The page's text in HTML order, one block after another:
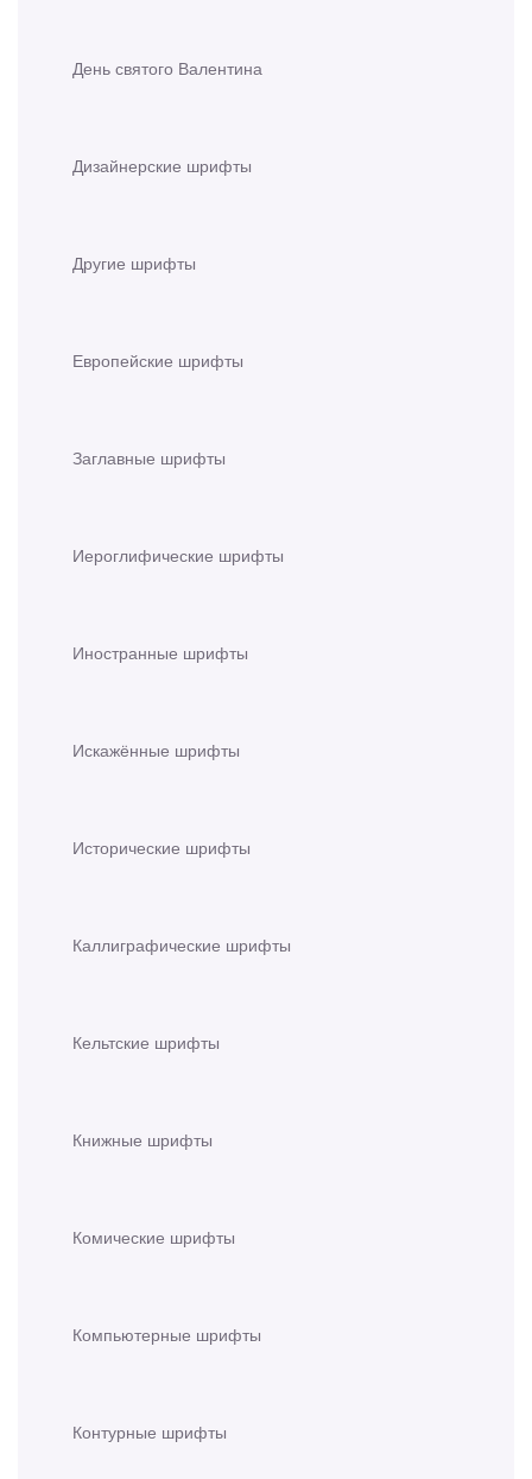
День святого Валентина
Дизайнерские шрифты
Другие шрифты
Европейские шрифты
Заглавные шрифты
Иероглифические шрифты
Иностранные шрифты
Искажённые шрифты
Исторические шрифты
Каллиграфические шрифты
Кельтские шрифты
Книжные шрифты
Комические шрифты
Компьютерные шрифты
Контурные шрифты